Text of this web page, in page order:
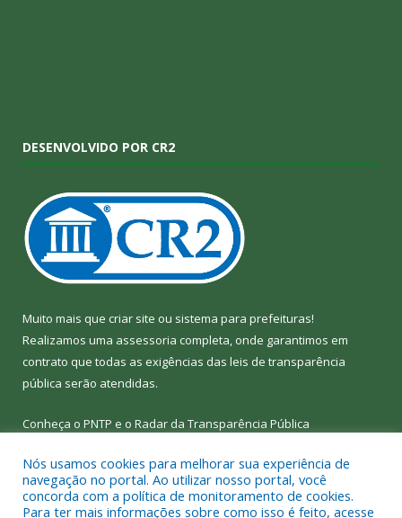
DESENVOLVIDO POR CR2
Muito mais que criar site ou sistema para prefeituras!
Realizamos uma assessoria completa, onde garantimos em
contrato que todas as exigências das leis de transparência
pública serão atendidas.
Conheça o PNTP e o Radar da Transparência Pública
Nós usamos cookies para melhorar sua experiência de
navegação no portal. Ao utilizar nosso portal, você
concorda com a política de monitoramento de cookies.
Para ter mais informações sobre como isso é feito, acesse